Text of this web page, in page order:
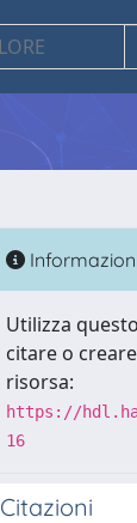
Utilizza
citare o
risorsa:
https://
16
Citazioni